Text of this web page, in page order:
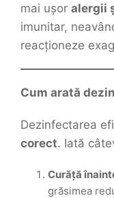
mai ușor alergii
imunitar,
reacționeze
Cum arată
Dezinfectarea
corect. Iată
Curăță
grăsimea